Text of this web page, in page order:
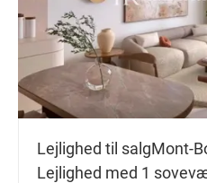
Lejlighed til salgMont-
Lejlighed med 1